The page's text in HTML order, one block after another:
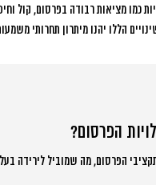
כמו מציאות רבודה בפרסום, קול
הללו יהנו מיתרון תחרותי
הפרסום?
הפרסום, מה שמוביל לירידה